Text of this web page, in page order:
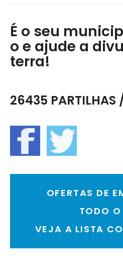
É o seu
o e ajude a
terra!
26435 PARTILHAS
OFERTAS DE
TODO
VEJA A LISTA